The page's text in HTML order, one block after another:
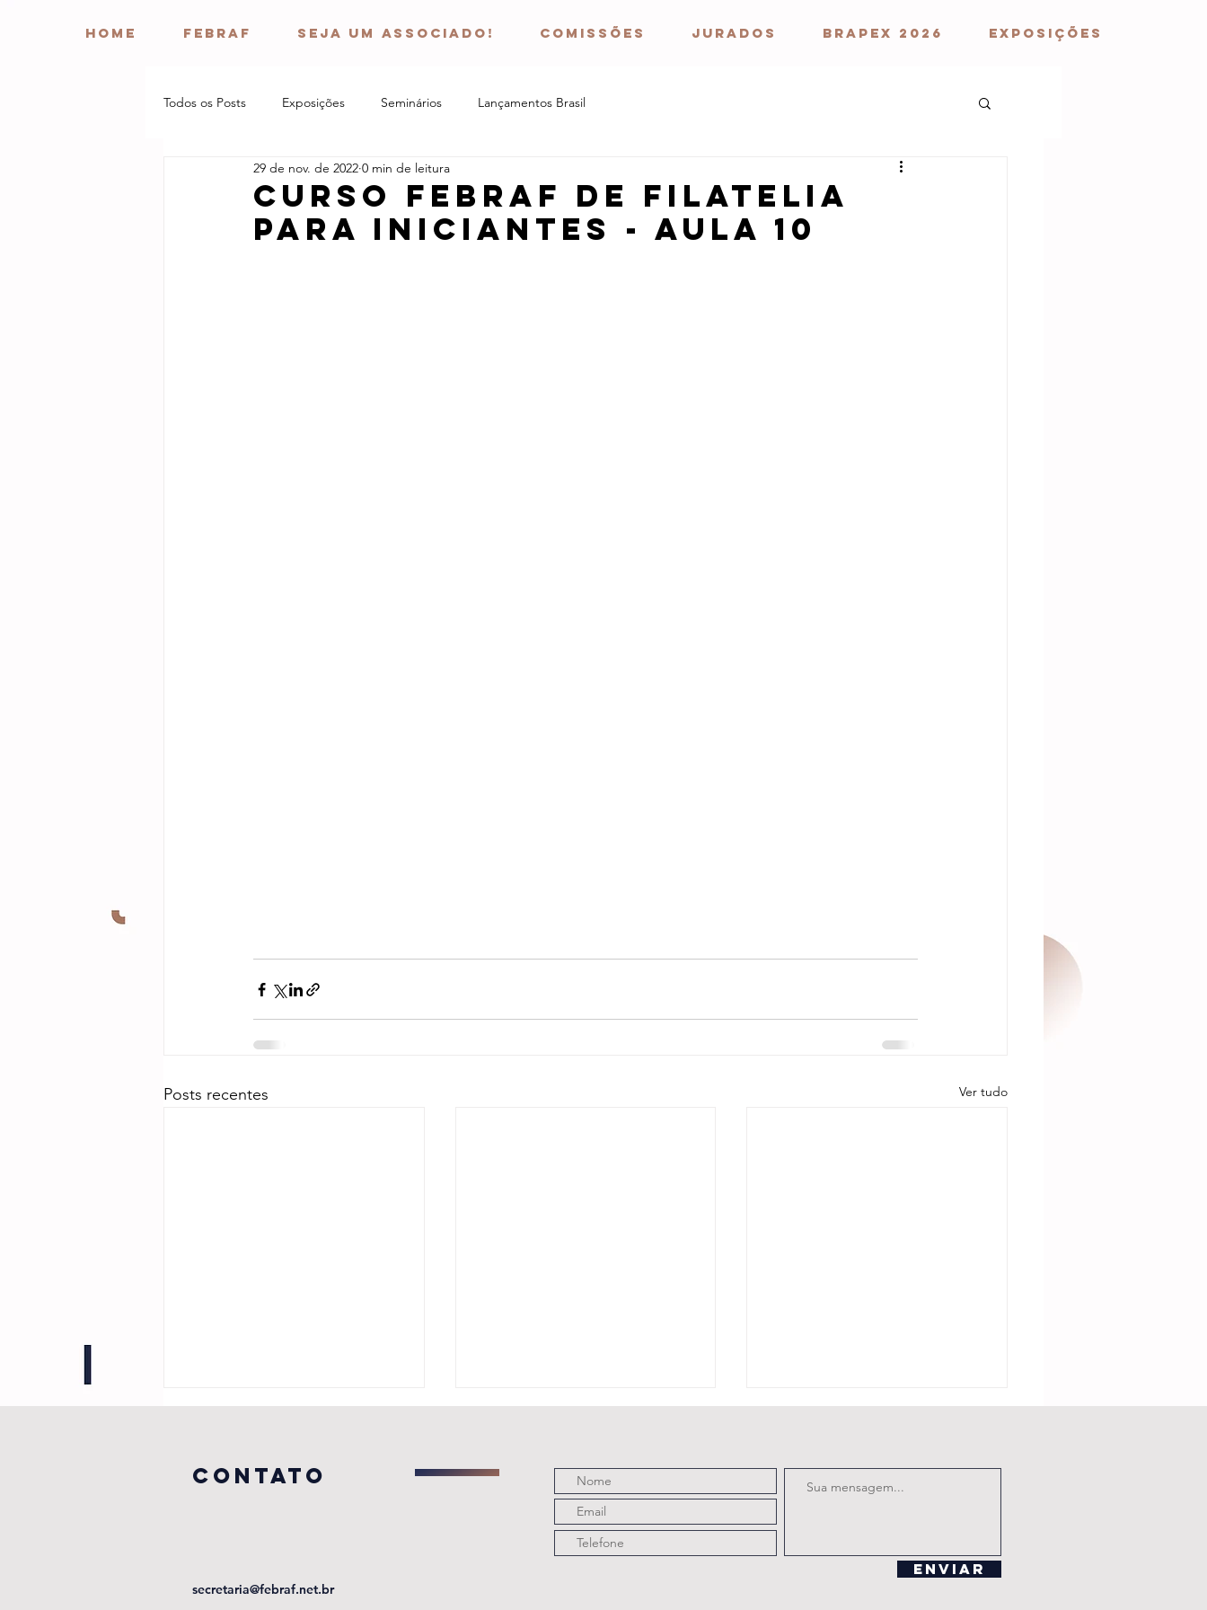
HOME FEBRAF Seja um associado! COMISSÕES JURADOS BRAPEX 2026 EXPOSIÇÕES
Todos os Posts Exposições Seminários Lançamentos Brasil
Curso FEBRAF de Filatelia
para iniciantes - Aula 10
29 de nov. de 2022 0 min de leitura
Posts recentes Ver tudo
brasileiros
FEBRAF celebra
CONTATO
secretaria@febraf.net.br
Enviar